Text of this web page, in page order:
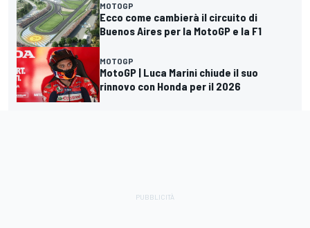
MOTOGP
Ecco come cambierà il circuito di
Buenos Aires per la MotoGP e la F1
MOTOGP
MotoGP | Luca Marini chiude il suo
rinnovo con Honda per il 2026